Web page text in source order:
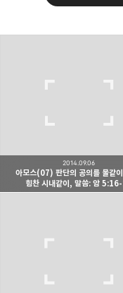
Believing Bible
구독하기
아모스(07) 판단의 공의를 물같
힘찬 시내같이, 말씀: 암
2014.09.06